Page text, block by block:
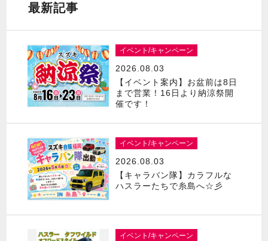
最新記事
イベント/キャンペーン
2026.08.03
【イベント案内】お盆前は8日
まで営業！16日より納涼祭開
催です！
イベント/キャンペーン
2026.08.03
【キャラバン隊】カラフルな
ハスラーたちで糸島へ☆彡
イベント/キャンペーン